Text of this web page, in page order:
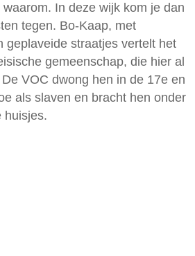
In deze wijk kom je dan
tegen. Bo-Kaap, met
geplaveide straatjes vertelt het
gemeenschap, die hier al
VOC dwong hen in de 17e en
als slaven en bracht hen onder
huisjes.